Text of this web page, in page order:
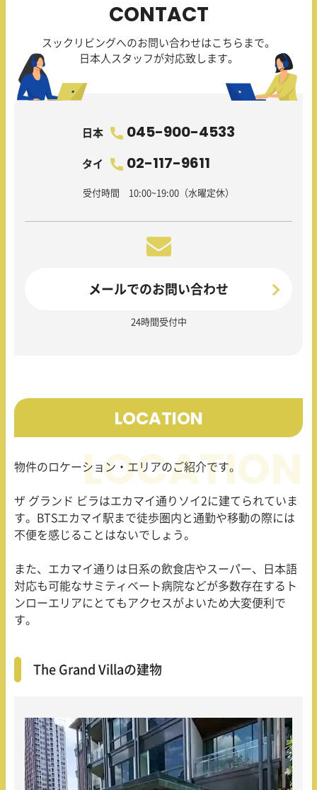
CONTACT
スックリビングへのお問い合わせはこちらまで。
日本人スタッフが対応致します。
日本 045-900-4533
タイ 02-117-9611
受付時間 10:00~19:00（水曜定休）
メールでのお問い合わせ
24時間受付中
LOCATION
物件のロケーション・エリアのご紹介です。
ザ グランド ビラはエカマイ通りソイ2に建てられていま
す。BTSエカマイ駅まで徒歩圏内と通勤や移動の際には
不便を感じることはないでしょう。
また、エカマイ通りは日系の飲食店やスーパー、日本語
対応も可能なサミティベート病院などが多数存在するト
ンローエリアにとてもアクセスがよいため大変便利で
す。
The Grand Villaの建物